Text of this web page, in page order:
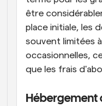
être
place initiale, les
souvent limitées
occasionnelles,
que les frais
Hébergement